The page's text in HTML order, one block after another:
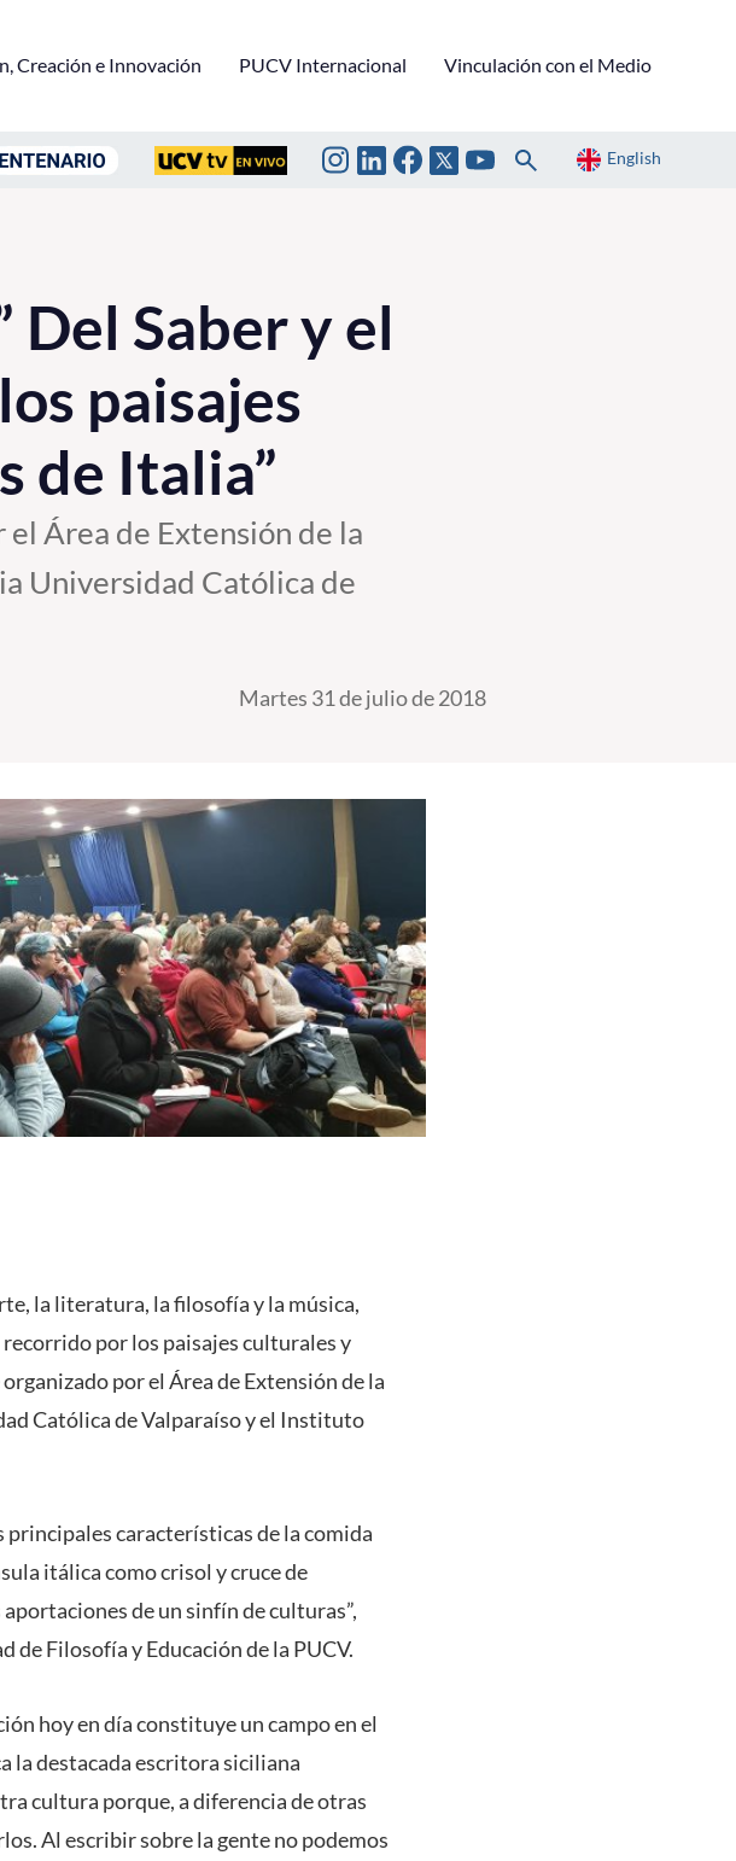
Creación e Innovación PUCV Internacional Vinculación con el Medio
English
Del Saber y el
paisajes
de Italia”
Área de Extensión de la
Universidad Católica de
Martes 31 de julio de 2018
la literatura, la filosofía y la música,
por los paisajes culturales y
por el Área de Extensión de la
Católica de Valparaíso y el Instituto
características de la comida
itálica como crisol y cruce de
de un sinfín de culturas”,
de Filosofía y Educación de la PUCV.
hoy en día constituye un campo en el
la destacada escritora siciliana
cultura porque, a diferencia de otras
Al escribir sobre la gente no podemos